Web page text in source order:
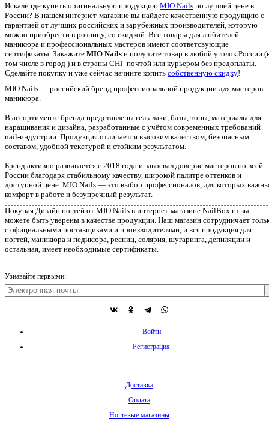
Искали где купить оригинальную продукцию MIO Nails по лучшей цене в
России? В нашем интернет-магазине вы найдете качественную продукцию с
гарантией от лучших российских и зарубежных производителей, которую
можно приобрести в розницу, со скидкой. Все товары для любителей
маникюра и профессиональных мастеров имеют соответсвующие
сертификаты. Закажите MIO Nails и получите товар в любой уголок России
том числе в город ) и в страны СНГ почтой или курьером без предоплаты.
Сделайте покупку и уже сейчас начните копить собственную скидку!
MIO Nails — российский бренд профессиональной продукции для мастеров
маникюра.
В ассортименте бренда представлены гель-лаки, базы, топы, материалы для
наращивания и дизайна, разработанные с учётом современных требований
nail-индустрии. Продукция отличается высоким качеством, безопасным
составом, удобной текстурой и стойким результатом.
Бренд активно развивается с 2018 года и завоевал доверие мастеров по всей
России благодаря стабильному качеству, широкой палитре оттенков и
доступной цене. MIO Nails — это выбор профессионалов, для которых важны
комфорт в работе и безупречный результат.
Покупая Дизайн ногтей от MIO Nails в интернет-магазине NailBox.ru вы
можете быть уверены в качестве продукции. Наш магазин сотрудничает
с официальными поставщиками и производителями, и вся продукция для
ногтей, маникюра и педикюра, ресниц, солярия, шугаринга, депиляции и
остальная, имеет необходимые сертификаты.
Узнавайте первыми:
Войти
Регистрация
Доставка
Оплата
Ногтевые магазины